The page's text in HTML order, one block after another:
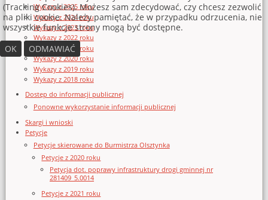
Wykazy z 2025 roku
Wykazy z 2024 roku
Wykazy z 2023 roku
Wykazy z 2022 roku
Wykazy z 2021 roku
Wykazy z 2020 roku
Wykazy z 2019 roku
Wykazy z 2018 roku
Dostęp do informacji publicznej
Ponowne wykorzystanie informacji publicznej
Skargi i wnioski
Petycje
Petycje skierowane do Burmistrza Olsztynka
Petycje z 2020 roku
Petycja dot. poprawy infrastruktury drogi gminnej nr
281409_5.0014
Petycje z 2021 roku
(Tracking Cookies). Możesz sam zdecydować, czy chcesz zezwolić
na pliki cookie. Należy pamiętać, że w przypadku odrzucenia, nie
wszystkie funkcje strony mogą być dostępne.
OK
ODMAWIAĆ